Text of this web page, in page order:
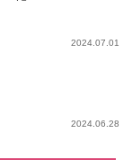
2024.07.01
2024.06.28